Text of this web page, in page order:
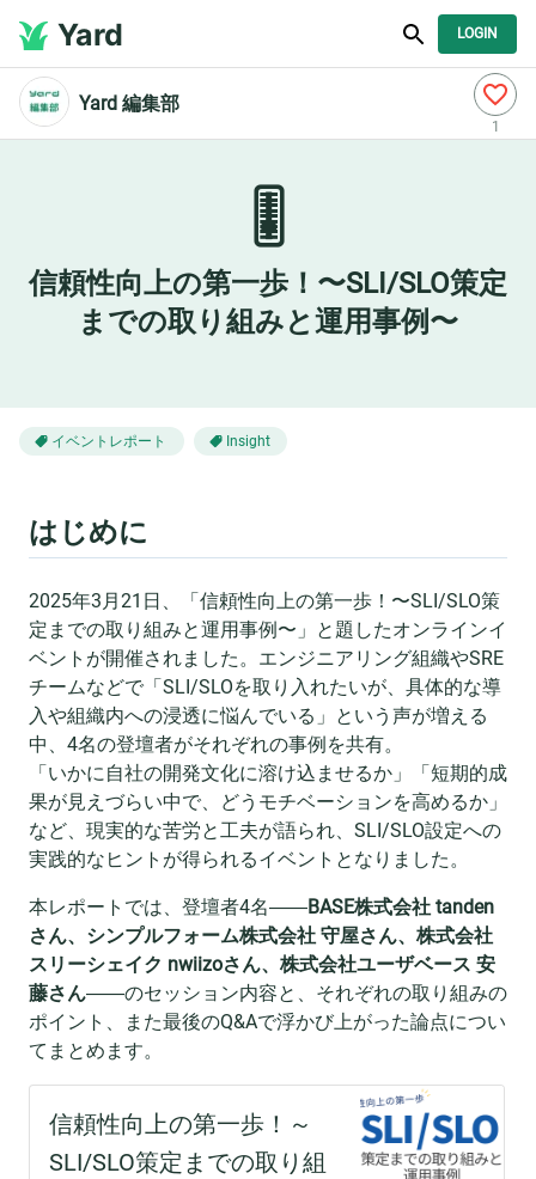
Yard LOGIN
Yard 編集部
1
🎚️
信頼性向上の第一歩！〜SLI/SLO策定
までの取り組みと運用事例〜
イベントレポート Insight
はじめに
2025年3月21日、「信頼性向上の第一歩！〜SLI/SLO策
定までの取り組みと運用事例〜」と題したオンラインイ
ベントが開催されました。エンジニアリング組織やSRE
チームなどで「SLI/SLOを取り入れたいが、具体的な導
入や組織内への浸透に悩んでいる」という声が増える
中、4名の登壇者がそれぞれの事例を共有。
「いかに自社の開発文化に溶け込ませるか」「短期的成
果が見えづらい中で、どうモチベーションを高めるか」
など、現実的な苦労と工夫が語られ、SLI/SLO設定への
実践的なヒントが得られるイベントとなりました。
本レポートでは、登壇者4名――BASE株式会社 tanden
さん、シンプルフォーム株式会社 守屋さん、株式会社
スリーシェイク nwiizoさん、株式会社ユーザベース 安
藤さん――のセッション内容と、それぞれの取り組みの
ポイント、また最後のQ&Aで浮かび上がった論点につい
てまとめます。